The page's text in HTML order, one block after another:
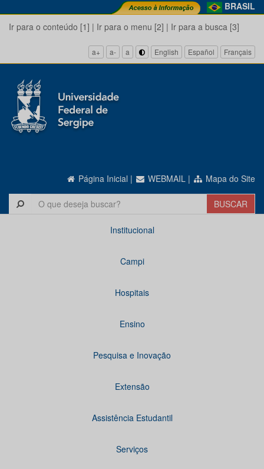
BRASIL
Ir para o conteúdo [1] | Ir para o menu [2] | Ir para a busca [3]
a+ a- a English Español Français
Página Inicial | WEBMAIL | Mapa do Site
Institucional
Campi
Hospitais
Ensino
Pesquisa e Inovação
Extensão
Assistência Estudantil
Serviços